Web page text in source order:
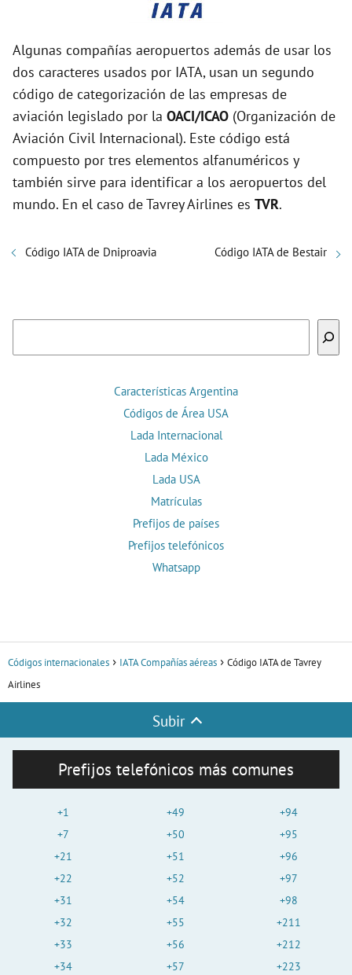
Algunas compañías aeropuertos además de usar los
dos caracteres usados por IATA, usan un segundo
código de categorización de las empresas de
aviación legislado por la OACI/ICAO (Organización de
Aviación Civil Internacional). Este código está
compuesto por tres elementos alfanuméricos y
también sirve para identificar a los aeropuertos del
mundo. En el caso de Tavrey Airlines es TVR.
Código IATA de Dniproavia Código IATA de Bestair
Características Argentina
Códigos de Área USA
Lada Internacional
Lada México
Lada USA
Matrículas
Prefijos de países
Prefijos telefónicos
Whatsapp
Códigos internacionales IATA Compañías aéreas
Código IATA de Tavrey
Airlines
Subir
Prefijos telefónicos más comunes
+1
+7
+21
+22
+31
+32
+33
+34
+49
+50
+51
+52
+54
+55
+56
+57
+94
+95
+96
+97
+98
+211
+212
+223